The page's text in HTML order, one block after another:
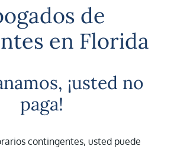
de
en Florida
¡usted no
paga!
contingentes, usted puede